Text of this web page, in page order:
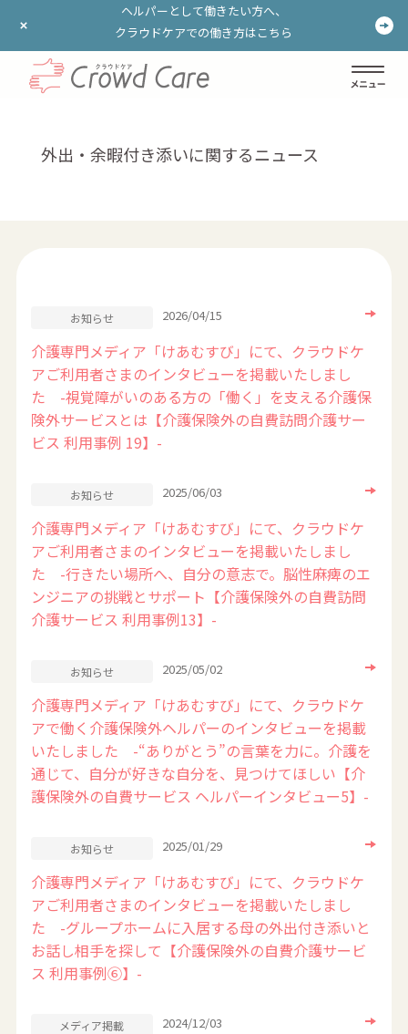
ヘルパーとして働きたい方へ、
クラウドケアでの働き方はこちら
ヘルパーとして働きたい方へ、
クラウドケアでの働き方はこちら
外出・余暇付き添いに関するニュース
お知らせ 2026/04/15
介護専門メディア「けあむすび」にて、クラウドケ
アご利用者さまのインタビューを掲載いたしまし
た -視覚障がいのある方の「働く」を支える介護保
険外サービスとは【介護保険外の自費訪問介護サー
ビス 利用事例 19】-
お知らせ 2025/06/03
介護専門メディア「けあむすび」にて、クラウドケ
アご利用者さまのインタビューを掲載いたしまし
た -行きたい場所へ、自分の意志で。脳性麻痺のエ
ンジニアの挑戦とサポート【介護保険外の自費訪問
介護サービス 利用事例13】-
お知らせ 2025/05/02
介護専門メディア「けあむすび」にて、クラウドケ
アで働く介護保険外ヘルパーのインタビューを掲載
いたしました -“ありがとう”の言葉を力に。介護を
通じて、自分が好きな自分を、見つけてほしい【介
護保険外の自費サービス ヘルパーインタビュー5】-
お知らせ 2025/01/29
介護専門メディア「けあむすび」にて、クラウドケ
アご利用者さまのインタビューを掲載いたしまし
た -グループホームに入居する母の外出付き添いと
お話し相手を探して【介護保険外の自費介護サービ
ス 利用事例⑥】-
メディア掲載 2024/12/03